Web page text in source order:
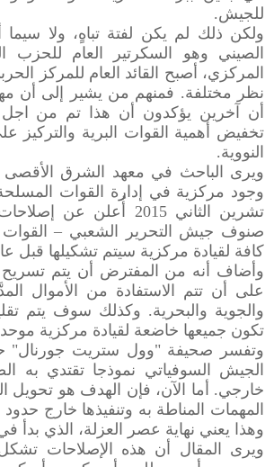
للجيش.
ولكن ذلك لم يكن لفتة تباهٍ، ولا
الصيني وهو السكرتير العام
المركزي، أصبح القائد العام للمركز
نظر مختلفة. فمنهم من يشير إلى أن
أن آخرين يؤكدون أن هذا تم من
تخفيض أهمية القوات البرية والتركيز
النووية.
ويرى الباحث في معهد الشرق الأقصى
وجود مركزية في إدارة القوات
تشرين الثاني 2015
صنوف جيش التحرير الشعبي – القوات
كافة لقيادة مركزية سيتم تشكيلها قبل عام
على أن تتم الاستفادة من الأموال
والجوية والبحرية. وكذلك سوف يتم
تكون جميعها خاضعة لقيادة مركزية
وتفسر صحيفة "وول ستريت جورنال"
الجيش السوفياتي نموذجا تقتدي
خارجي. أما الآن، فإن الهدف هو تحويل
المهمات المناطة به وتنفيذها خارج
وهذا يعني نهاية عصر العزلة، الذي
ويرى المقال أن هذه الإصلاحات